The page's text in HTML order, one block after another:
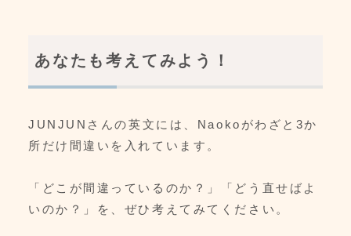
あなたも考えてみよう！
JUNJUNさんの英文には、Naokoがわざと3か
所だけ間違いを入れています。
「どこが間違っているのか？」「どう直せばよ
いのか？」を、ぜひ考えてみてください。